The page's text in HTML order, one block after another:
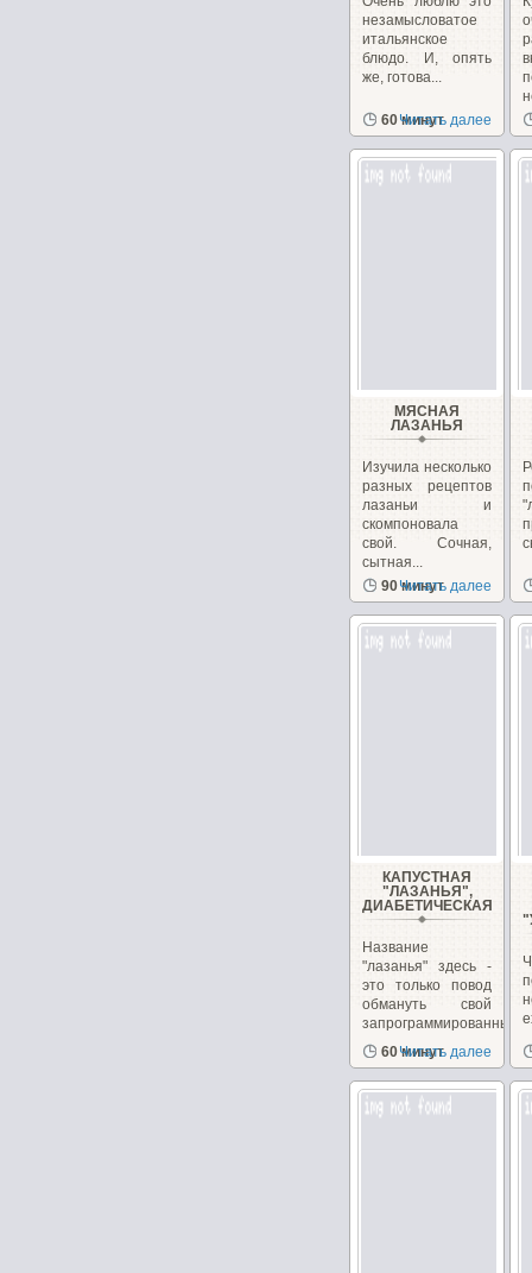
незамысловатое
итальянское
блюдо. И, опять
же, готова...
60 минут
Читать далее
МЯСНАЯ
ЛАЗАНЬЯ
Изучила несколько
разных рецептов
лазаньи и
скомпоновала
свой. Сочная,
сытная...
90 минут
Читать далее
КАПУСТНАЯ
"ЛАЗАНЬЯ",
ДИАБЕТИЧЕСКАЯ
Название
"лазанья" здесь -
это только повод
обмануть свой
запрограммированный...
60 минут
Читать далее